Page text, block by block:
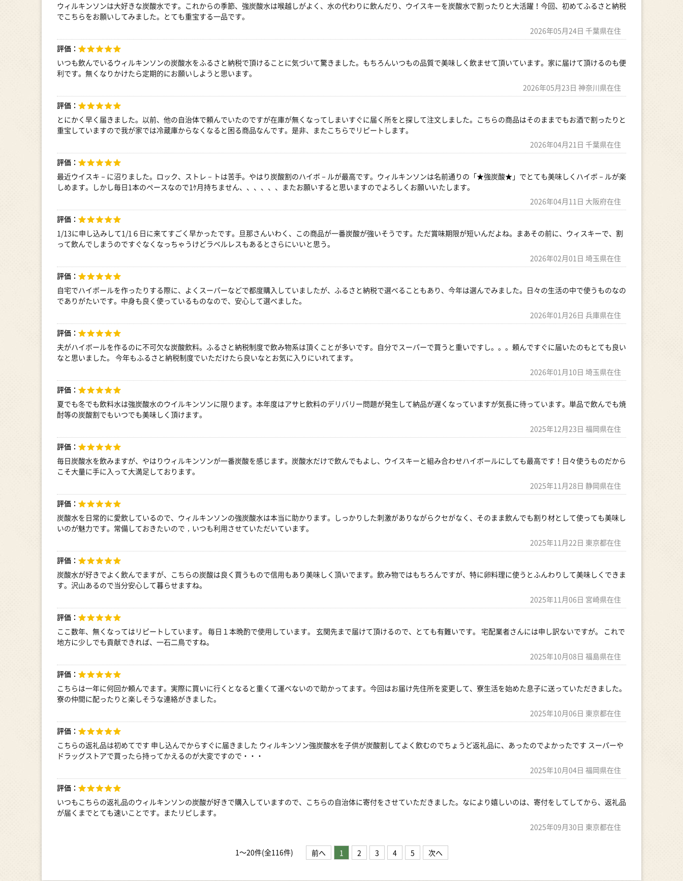
ウィルキンソンは大好きな炭酸水です。これからの季節、強炭酸水は喉越しがよく、水の代わりに飲んだり、ウイスキーを炭酸水で割ったりと大活躍！今回、初めてふるさと納税
でこちらをお願いしてみました。とても重宝する一品です。
2026年05月24日 千葉県在住
評価：
いつも飲んでいるウィルキンソンの炭酸水をふるさと納税で頂けることに気づいて驚きました。もちろんいつもの品質で美味しく飲ませて頂いています。家に届けて頂けるのも便
利です。無くなりかけたら定期的にお願いしようと思います。
2026年05月23日 神奈川県在住
評価：
とにかく早く届きました。以前、他の自治体で頼んでいたのですが在庫が無くなってしまいすぐに届く所をと探して注文しました。こちらの商品はそのままでもお酒で割ったりと
重宝していますので我が家では冷蔵庫からなくなると困る商品なんです。是非、またこちらでリピートします。
2026年04月21日 千葉県在住
評価：
最近ウイスキ－に沼りました。ロック、ストレ－トは苦手。やはり炭酸割のハイボ－ルが最高です。ウィルキンソンは名前通りの「★強炭酸★」でとても美味しくハイボ－ルが楽
しめます。しかし毎日1本のペースなので1ｹ月持ちません、、、、、、またお願いすると思いますのでよろしくお願いいたします。
2026年04月11日 大阪府在住
評価：
1/13に申し込みして1/1６日に来てすごく早かったです。旦那さんいわく、この商品が一番炭酸が強いそうです。ただ賞味期限が短いんだよね。まあその前に、ウィスキーで、割
って飲んでしまうのですぐなくなっちゃうけどラベルレスもあるとさらにいいと思う。
2026年02月01日 埼玉県在住
評価：
自宅でハイボールを作ったりする際に、よくスーパーなどで都度購入していましたが、ふるさと納税で選べることもあり、今年は選んでみました。日々の生活の中で使うものなの
でありがたいです。中身も良く使っているものなので、安心して選べました。
2026年01月26日 兵庫県在住
評価：
夫がハイボールを作るのに不可欠な炭酸飲料。ふるさと納税制度で飲み物系は頂くことが多いです。自分でスーパーで買うと重いですし。。。頼んですぐに届いたのもとても良い
なと思いました。 今年もふるさと納税制度でいただけたら良いなとお気に入りにいれてます。
2026年01月10日 埼玉県在住
評価：
夏でも冬でも飲料水は強炭酸水のウイルキンソンに限ります。本年度はアサヒ飲料のデリバリー問題が発生して納品が遅くなっていますが気長に待っています。単品で飲んでも焼
酎等の炭酸割でもいつでも美味しく頂けます。
2025年12月23日 福岡県在住
評価：
毎日炭酸水を飲みますが、やはりウィルキンソンが一番炭酸を感じます。炭酸水だけで飲んでもよし、ウイスキーと組み合わせハイボールにしても最高です！日々使うものだから
こそ大量に手に入って大満足しております。
2025年11月28日 静岡県在住
評価：
炭酸水を日常的に愛飲しているので、ウィルキンソンの強炭酸水は本当に助かります。しっかりした刺激がありながらクセがなく、そのまま飲んでも割り材として使っても美味し
いのが魅力です。常備しておきたいので，いつも利用させていただいています。
2025年11月22日 東京都在住
評価：
炭酸水が好きでよく飲んでますが、こちらの炭酸は良く買うもので信用もあり美味しく頂いでます。飲み物ではもちろんですが、特に卵料理に使うとふんわりして美味しくできま
す。沢山あるので当分安心して暮らせますね。
2025年11月06日 宮崎県在住
評価：
ここ数年、無くなってはリピートしています。 毎日１本晩酌で使用しています。 玄関先まで届けて頂けるので、とても有難いです。 宅配業者さんには申し訳ないですが。 これで
地方に少しでも貢献できれば、一石二鳥ですね。
2025年10月08日 福島県在住
評価：
こちらは一年に何回か頼んでます。実際に買いに行くとなると重くて運べないので助かってます。今回はお届け先住所を変更して、寮生活を始めた息子に送っていただきました。
寮の仲間に配ったりと楽しそうな連絡がきました。
2025年10月06日 東京都在住
評価：
こちらの返礼品は初めてです 申し込んでからすぐに届きました ウィルキンソン強炭酸水を子供が炭酸割してよく飲むのでちょうど返礼品に、あったのでよかったです スーパーや
ドラッグストアで買ったら持ってかえるのが大変ですので・・・
2025年10月04日 福岡県在住
評価：
いつもこちらの返礼品のウィルキンソンの炭酸が好きで購入していますので、こちらの自治体に寄付をさせていただきました。なにより嬉しいのは、寄付をしてしてから、返礼品
が届くまでとても速いことです。またリピします。
2025年09月30日 東京都在住
1～20件(全116件) 前へ 1 2 3 4 5 次へ